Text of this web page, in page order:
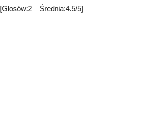
[Głosów:2 Średnia:4.5/5]